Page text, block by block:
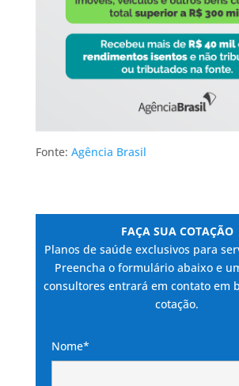
Fonte: Agência Brasil
FAÇA SUA COTAÇÃO
Planos de saúde exclusivos para
Preencha o formulário abaixo e
consultores entrará em contato em
cotação.
Nome*